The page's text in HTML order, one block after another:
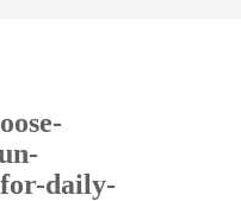
daily-